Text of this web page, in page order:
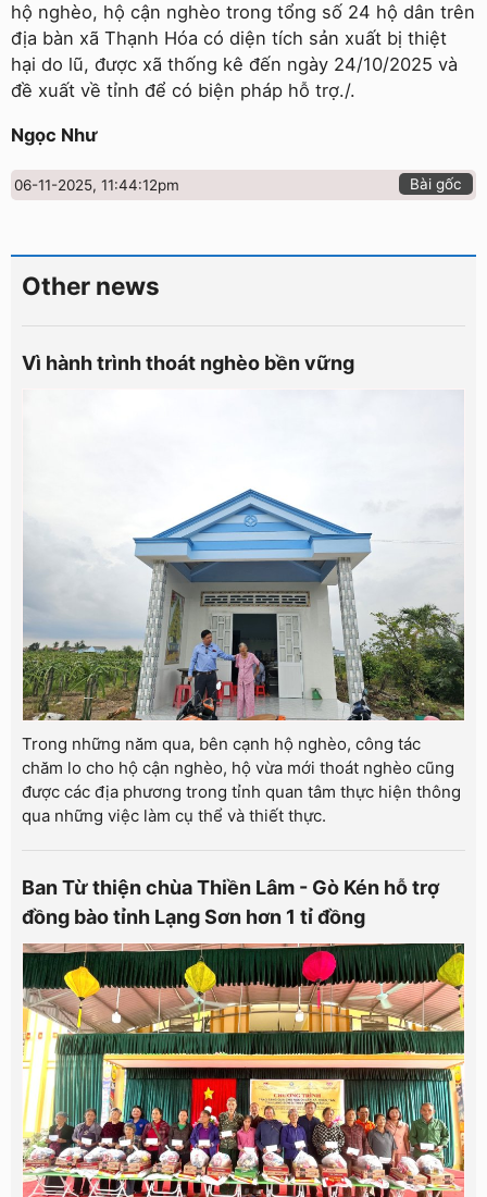
hộ nghèo, hộ cận nghèo trong tổng số 24 hộ dân trên
địa bàn xã Thạnh Hóa có diện tích sản xuất bị thiệt
hại do lũ, được xã thống kê đến ngày 24/10/2025 và
đề xuất về tỉnh để có biện pháp hỗ trợ./.
Ngọc Như
06-11-2025, 11:44:12pm Bài gốc
Other news
Vì hành trình thoát nghèo bền vững
Trong những năm qua, bên cạnh hộ nghèo, công tác
chăm lo cho hộ cận nghèo, hộ vừa mới thoát nghèo cũng
được các địa phương trong tỉnh quan tâm thực hiện thông
qua những việc làm cụ thể và thiết thực.
Ban Từ thiện chùa Thiền Lâm - Gò Kén hỗ trợ
đồng bào tỉnh Lạng Sơn hơn 1 tỉ đồng